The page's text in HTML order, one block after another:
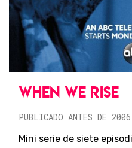
WHEN WE RISE
PUBLICADO ANTES DE 2006
Mini serie de siete